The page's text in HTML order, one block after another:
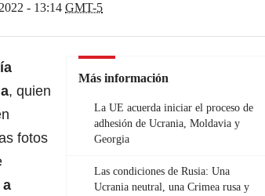
- 13:14 GMT-5
Más información
La UE acuerda iniciar el proceso de
adhesión de Ucrania, Moldavia y
Georgia
Las condiciones de Rusia: Una
Ucrania neutral, una Crimea rusa y
, quien
fotos